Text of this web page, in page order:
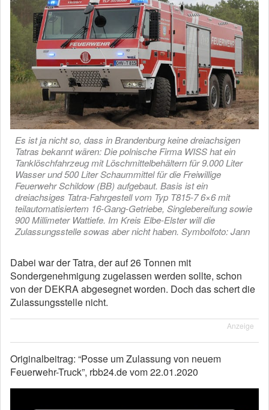
Es ist ja nicht so, dass in Brandenburg keine dreiachsigen
Tatras bekannt wären: Die polnische Firma WISS hat ein
Tanklöschfahrzeug mit Löschmittelbehältern für 9.000 Liter
Wasser und 500 Liter Schaummittel für die Freiwillige
Feuerwehr Schildow (BB) aufgebaut. Basis ist ein
dreiachsiges Tatra-Fahrgestell vom Typ T815-7 6×6 mit
teilautomatisiertem 16-Gang-Getriebe, Singlebereifung sowie
900 Millimeter Wattiefe. Im Kreis Elbe-Elster will die
Zulassungsstelle sowas aber nicht haben. Symbolfoto: Jann
Dabei war der Tatra, der auf 26 Tonnen mit
Sondergenehmigung zugelassen werden sollte, schon
von der DEKRA abgesegnet worden. Doch das schert die
Zulassungsstelle nicht.
Anzeige
Originalbeitrag: “Posse um Zulassung von neuem
Feuerwehr-Truck”, rbb24.de vom 22.01.2020